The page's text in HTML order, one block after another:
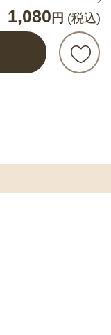
1,080 円 (税込)